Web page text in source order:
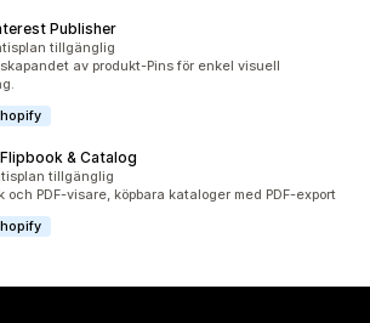
Publisher
totalt
tillgänglig
av produkt-Pins för enkel visuell
& Catalog
totalt
tillgänglig
och PDF-visare, köpbara kataloger med PDF-export